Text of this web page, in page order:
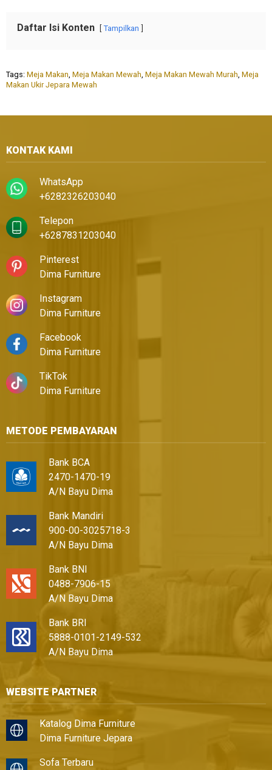
Daftar Isi Konten Tampilkan
Tags: Meja Makan Meja Makan Mewah Meja Makan Mewah Murah Meja
Makan Ukir Jepara Mewah
KONTAK KAMI
WhatsApp
+6282326203040
Telepon
+6287831203040
Pinterest
Dima Furniture
Instagram
Dima Furniture
Facebook
Dima Furniture
TikTok
Dima Furniture
METODE PEMBAYARAN
Bank BCA
2470-1470-19
A/N Bayu Dima
Bank Mandiri
900-00-3025718-3
A/N Bayu Dima
Bank BNI
0488-7906-15
A/N Bayu Dima
Bank BRI
5888-0101-2149-532
A/N Bayu Dima
WEBSITE PARTNER
Katalog Dima Furniture
Dima Furniture Jepara
Sofa Terbaru